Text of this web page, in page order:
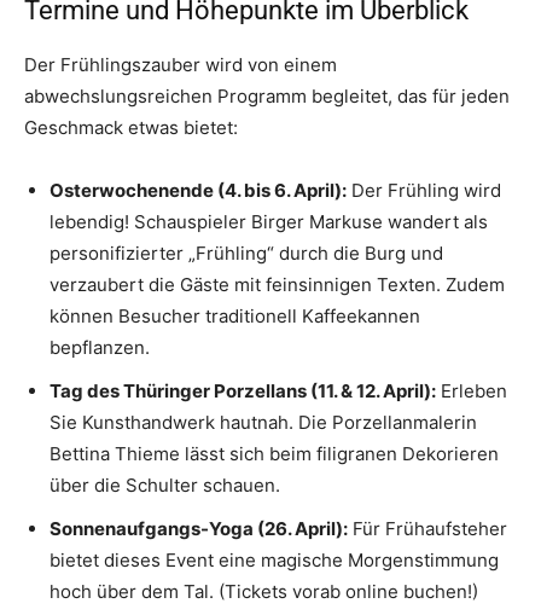
Termine und Höhepunkte im Überblick
Der Frühlingszauber wird von einem
abwechslungsreichen Programm begleitet, das für jeden
Geschmack etwas bietet:
Osterwochenende (4. bis 6. April): Der Frühling wird
lebendig! Schauspieler Birger Markuse wandert als
personifizierter „Frühling“ durch die Burg und
verzaubert die Gäste mit feinsinnigen Texten. Zudem
können Besucher traditionell Kaffeekannen
bepflanzen.
Tag des Thüringer Porzellans (11. & 12. April): Erleben
Sie Kunsthandwerk hautnah. Die Porzellanmalerin
Bettina Thieme lässt sich beim filigranen Dekorieren
über die Schulter schauen.
Sonnenaufgangs-Yoga (26. April): Für Frühaufsteher
bietet dieses Event eine magische Morgenstimmung
hoch über dem Tal. (Tickets vorab online buchen!)